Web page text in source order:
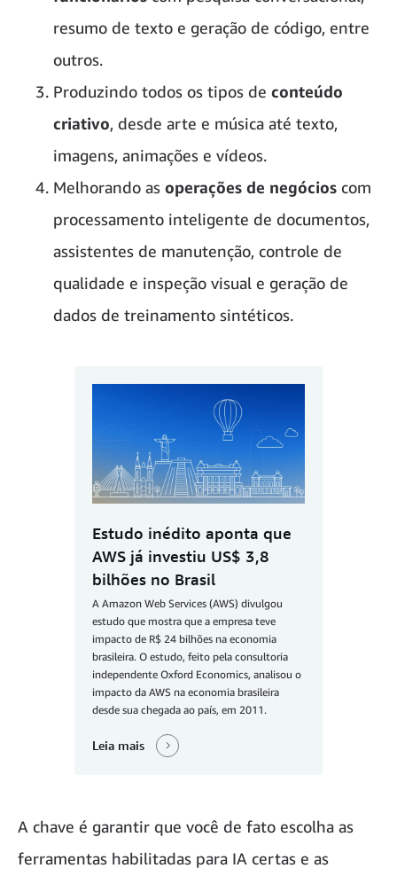
resumo de texto e geração de código, entre
outros.
Produzindo todos os tipos de conteúdo
criativo, desde arte e música até texto,
imagens, animações e vídeos.
Melhorando as operações de negócios com
processamento inteligente de documentos,
assistentes de manutenção, controle de
qualidade e inspeção visual e geração de
dados de treinamento sintéticos.
Estudo inédito aponta que
AWS já investiu US$ 3,8
bilhões no Brasil
A Amazon Web Services (AWS) divulgou
estudo que mostra que a empresa teve
impacto de R$ 24 bilhões na economia
brasileira. O estudo, feito pela consultoria
independente Oxford Economics, analisou o
impacto da AWS na economia brasileira
desde sua chegada ao país, em 2011.
Leia mais
A chave é garantir que você de fato escolha as
ferramentas habilitadas para IA certas e as